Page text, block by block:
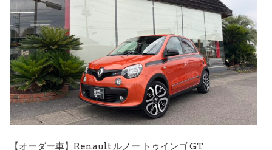
【オーダー車】Renault ルノー トゥインゴ GT